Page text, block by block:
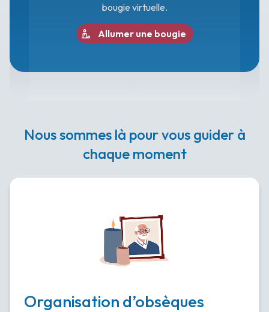
bougie virtuelle.
Allumer une bougie
Nous sommes là pour vous guider à
chaque moment
Organisation d’obsèques